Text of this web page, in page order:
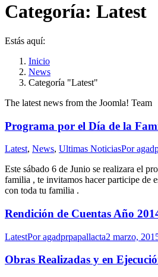
Categoría: Latest
Estás aquí:
Inicio
News
Categoría "Latest"
The latest news from the Joomla! Team
Programa por el Día de la
Latest, News, Ultimas NoticiasPor
Este sábado 6 de Junio se realizara el
familia , te invitamos hacer participe de
con toda tu familia .
Rendición de Cuentas Año
LatestPoragadprpapallacta2 marzo,
Obras Realizadas y en